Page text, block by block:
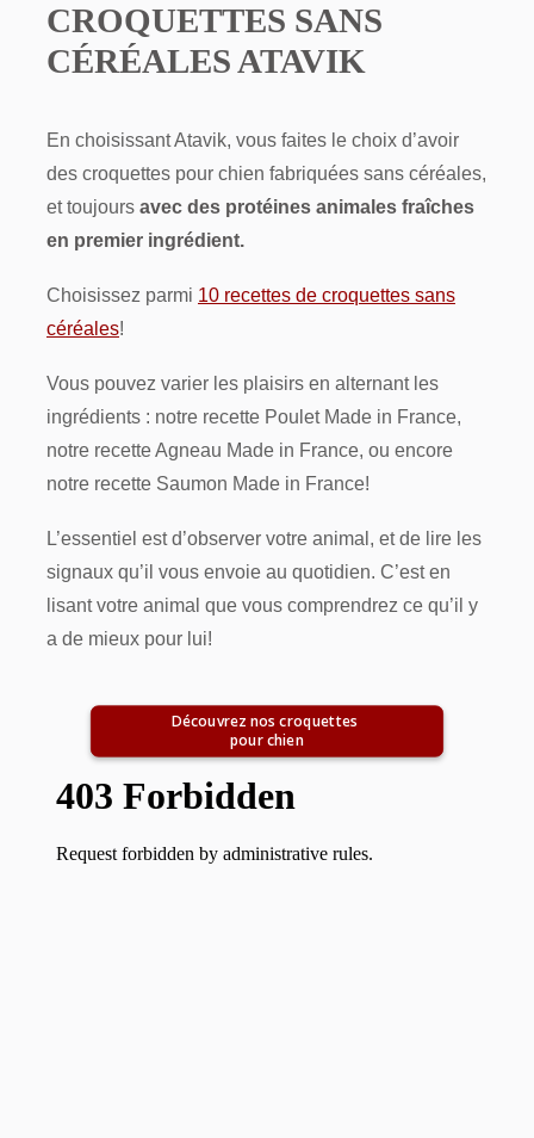
CROQUETTES SANS
CÉRÉALES ATAVIK
En choisissant Atavik, vous faites le choix d’avoir
des croquettes pour chien fabriquées sans céréales,
et toujours avec des protéines animales fraîches
en premier ingrédient.
Choisissez parmi 10 recettes de croquettes sans
céréales!
Vous pouvez varier les plaisirs en alternant les
ingrédients : notre recette Poulet Made in France,
notre recette Agneau Made in France, ou encore
notre recette Saumon Made in France!
L’essentiel est d’observer votre animal, et de lire les
signaux qu’il vous envoie au quotidien. C’est en
lisant votre animal que vous comprendrez ce qu’il y
a de mieux pour lui!
Découvrez nos croquettes
pour chien